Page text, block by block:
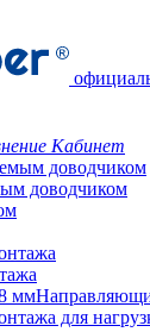
Кабинет
доводчиком
мм